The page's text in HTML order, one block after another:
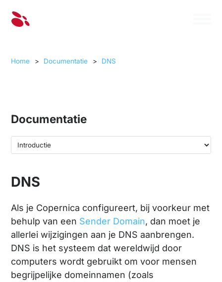
Home > Documentatie > DNS
Documentatie
DNS
Als je Copernica configureert, bij voorkeur met
behulp van een Sender Domain, dan moet je
allerlei wijzigingen aan je DNS aanbrengen.
DNS is het systeem dat wereldwijd door
computers wordt gebruikt om voor mensen
begrijpelijke domeinnamen (zoals